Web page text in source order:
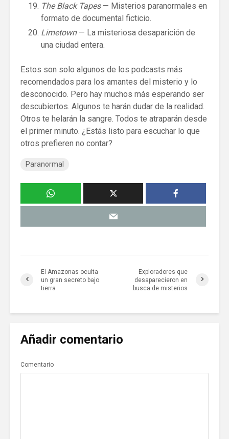
The Black Tapes— Misterios paranormales en
formato de documental ficticio.
Limetown— La misteriosa desaparición de
una ciudad entera.
Estos son solo algunos de los podcasts más
recomendados para los amantes del misterio y lo
desconocido. Pero hay muchos más esperando ser
descubiertos. Algunos te harán dudar de la realidad.
Otros te helarán la sangre. Todos te atraparán desde
el primer minuto. ¿Estás listo para escuchar lo que
otros prefieren no contar?
Paranormal
El Amazonas oculta
un gran secreto bajo
tierra
Exploradores que
desaparecieron en
busca de misterios
Añadir comentario
Comentario